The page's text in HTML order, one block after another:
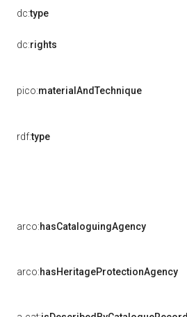
dc:type
dc:rights
pico:materialAndTechnique
rdf:type
arco:hasCataloguingAgency
arco:hasHeritageProtectionAgency